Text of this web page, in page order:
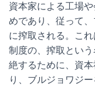
資本家による工場
めであり、従って
に搾取される。こ
制度の、搾取とい
絶するために、資
り、ブルジョワジ